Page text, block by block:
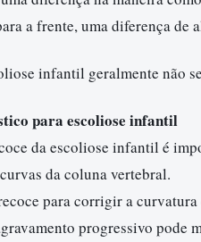
a frente, uma diferença de
infantil geralmente não
para escoliose infantil
da escoliose infantil é
da coluna vertebral.
para corrigir a
progressivo pode